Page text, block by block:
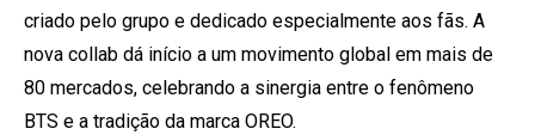
criado pelo grupo e dedicado especialmente aos fãs. A
nova collab dá início a um movimento global em mais de
80 mercados, celebrando a sinergia entre o fenômeno
BTS e a tradição da marca OREO.